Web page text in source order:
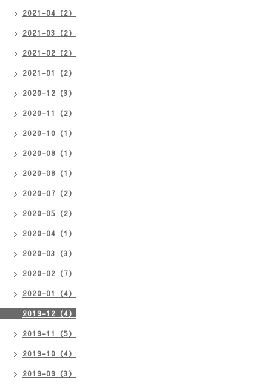
2021-04（2）
2021-03（2）
2021-02（2）
2021-01（2）
2020-12（3）
2020-11（2）
2020-10（1）
2020-09（1）
2020-08（1）
2020-07（2）
2020-05（2）
2020-04（1）
2020-03（3）
2020-02（7）
2020-01（4）
2019-12（4）
2019-11（5）
2019-10（4）
2019-09（3）